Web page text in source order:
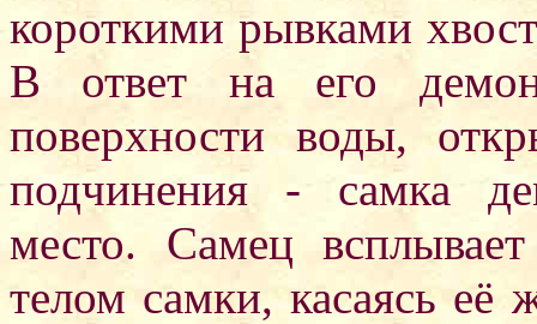
короткими рывками
В ответ на его
поверхности воды,
подчинения - самка
место. Самец
телом самки, касаясь её